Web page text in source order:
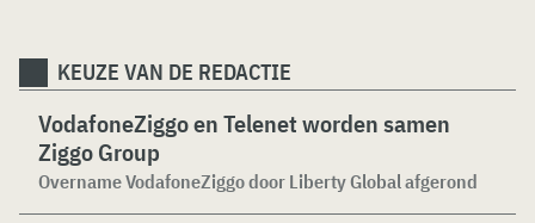
KEUZE VAN DE REDACTIE
VodafoneZiggo en Telenet worden samen
Ziggo Group
Overname VodafoneZiggo door Liberty Global afgerond